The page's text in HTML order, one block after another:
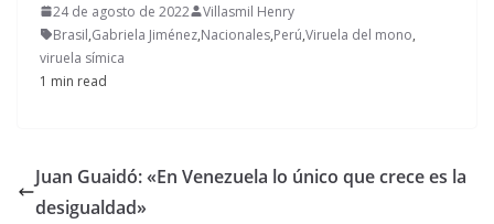
24 de agosto de 2022
Villasmil Henry
Brasil,Gabriela Jiménez,Nacionales,Perú,Viruela del mono,
viruela símica
1 min read
Juan Guaidó: «En Venezuela lo único que crece es la
desigualdad»